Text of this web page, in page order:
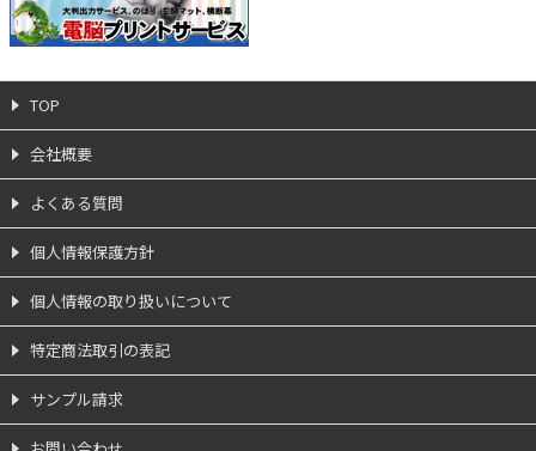
TOP
会社概要
よくある質問
個人情報保護方針
個人情報の取り扱いについて
特定商法取引の表記
サンプル請求